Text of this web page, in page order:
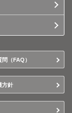
（FAQ）
方針